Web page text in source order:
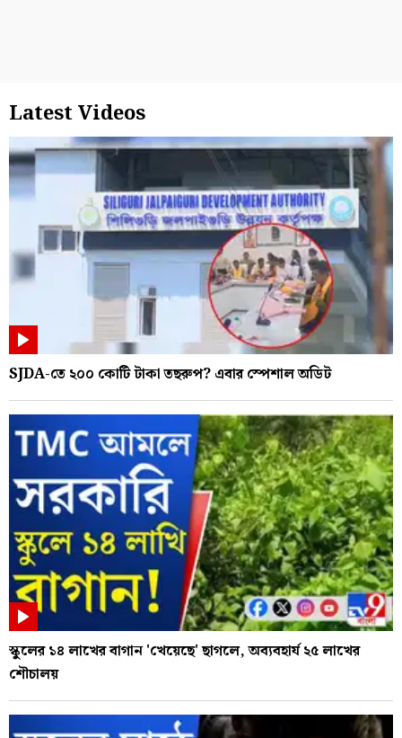
Latest Videos
SJDA-তে ২০০ কোটি টাকা তছরুপ? এবার স্পেশাল অডিট
স্কুলের ১৪ লাখের বাগান 'খেয়েছে' ছাগলে, অব্যবহার্য ২৫ লাখের
শৌচালয়